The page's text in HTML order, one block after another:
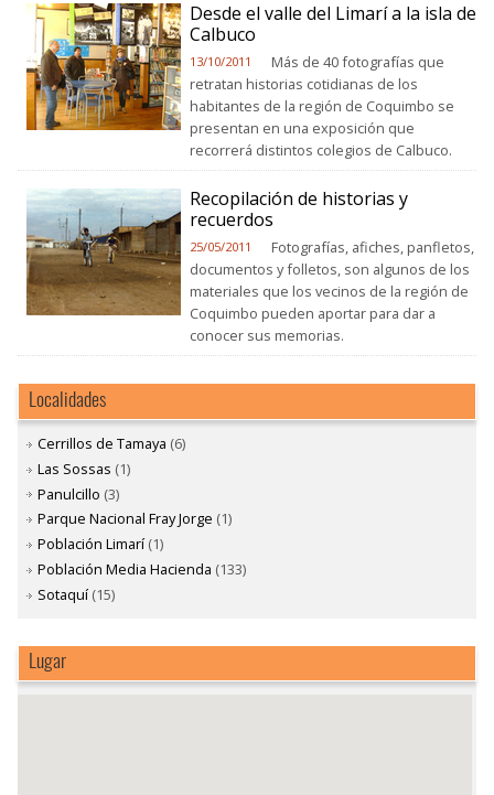
Desde el valle del Limarí a la isla de
Calbuco
13/10/2011
Más de 40 fotografías que
retratan historias cotidianas de los
habitantes de la región de Coquimbo se
presentan en una exposición que
recorrerá distintos colegios de Calbuco.
Recopilación de historias y
recuerdos
25/05/2011
Fotografías, afiches, panfletos,
documentos y folletos, son algunos de los
materiales que los vecinos de la región de
Coquimbo pueden aportar para dar a
conocer sus memorias.
Localidades
Cerrillos de Tamaya (6)
Las Sossas (1)
Panulcillo (3)
Parque Nacional Fray Jorge (1)
Población Limarí (1)
Población Media Hacienda (133)
Sotaquí (15)
Lugar